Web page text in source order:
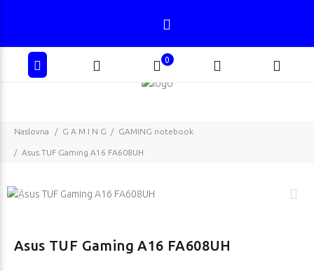
0
Naslovna G A M I N G GAMING notebook
Asus TUF Gaming A16 FA608UH
Asus TUF Gaming A16 FA608UH